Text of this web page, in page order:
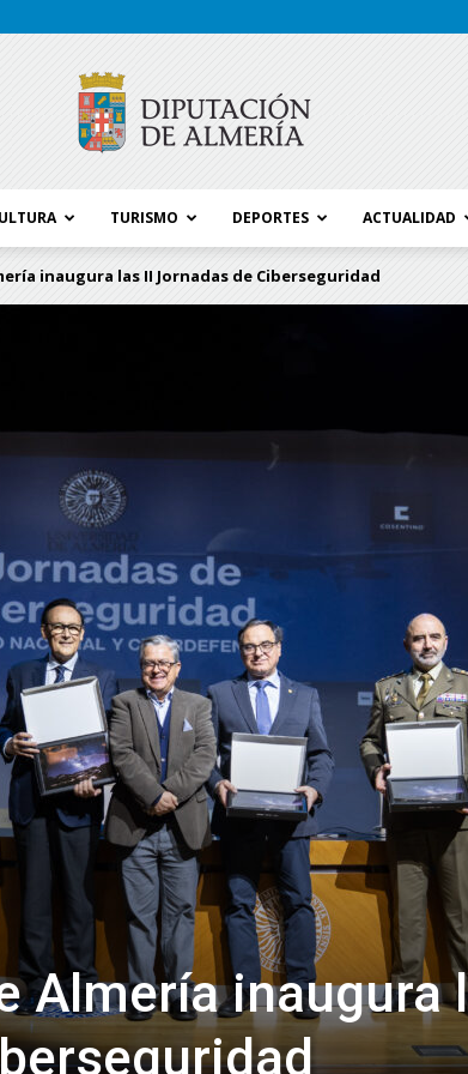
de
Almería
TURISMO DEPORTES ACTUALIDAD
inaugura las II Jornadas de Ciberseguridad
Almería inaugura